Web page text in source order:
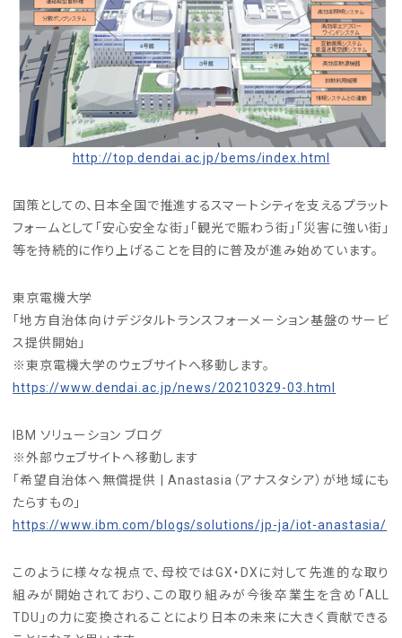
http://top.dendai.ac.jp/bems/index.html
国策としての、日本全国で推進するスマートシティを支えるプラット
フォームとして「安心安全な街」「観光で賑わう街」「災害に強い街」
等を持続的に作り上げることを目的に普及が進み始めています。
東京電機大学
「地方自治体向けデジタルトランスフォーメーション基盤のサービ
ス提供開始」
※東京電機大学のウェブサイトへ移動します。
https://www.dendai.ac.jp/news/20210329-03.html
IBM ソリューション ブログ
※外部ウェブサイトへ移動します
「希望自治体へ無償提供 | Anastasia（アナスタシア）が地域にも
たらすもの」
https://www.ibm.com/blogs/solutions/jp-ja/iot-anastasia/
このように様々な視点で、母校ではGX・DXに対して先進的な取り
組みが開始されており、この取り組みが今後卒業生を含め「ALL
TDU」の力に変換されることにより日本の未来に大きく貢献できる